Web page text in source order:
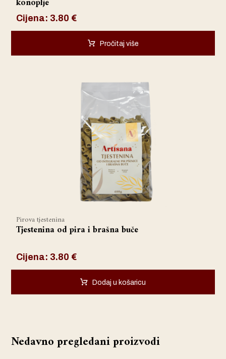
konoplje
Cijena: 3.80 €
Pročitaj više
Tjestenina od pira i brašna buče
Pirova tjestenina
Cijena: 3.80 €
Dodaj u košaricu
Nedavno pregledani proizvodi